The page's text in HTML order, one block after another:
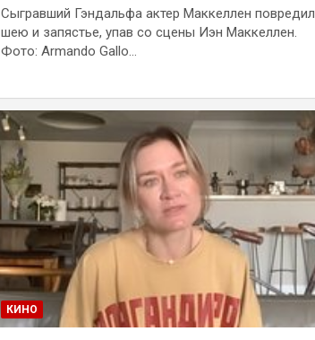
Сыгравший Гэндальфа актер Маккеллен повредил
шею и запястье, упав со сцены Иэн Маккеллен.
Фото: Armando Gallo…
КИНО